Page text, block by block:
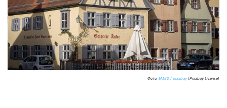
Фото: EM80 / pixabay (Pixabay License)